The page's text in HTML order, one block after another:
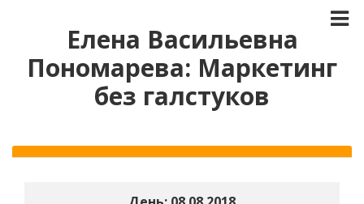
Елена Васильевна
Пономарева: Маркетинг
без галстуков